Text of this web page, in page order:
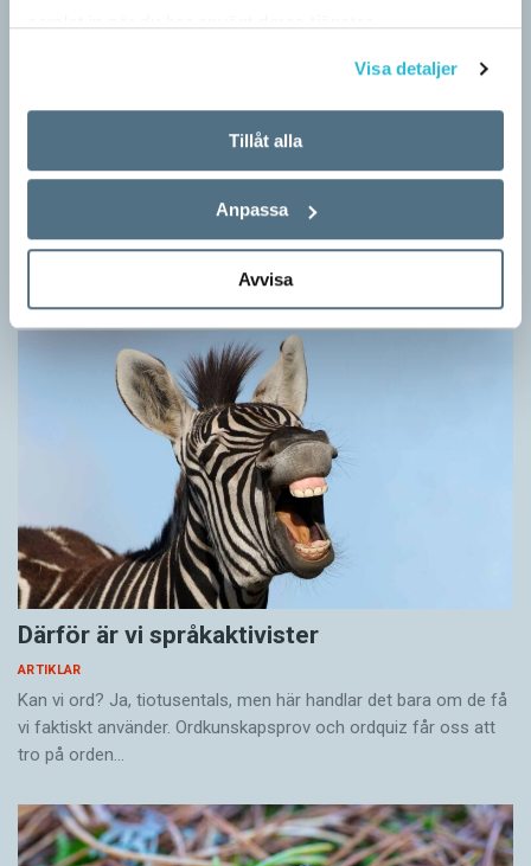
Visa detaljer
Tillåt alla
Anpassa
Avvisa
Fråga: Jag har hört om catfishing, men nu har jag sett
dogfishing användas om folks profiler på dejtningappar också.
Vad betyder det? Jona Svar: Både…
Därför är vi språkaktivister
ARTIKLAR
Kan vi ord? Ja, tiotusentals, men här handlar det bara om de få
vi faktiskt använder. Ordkunskapsprov och ordquiz får oss att
tro på orden…